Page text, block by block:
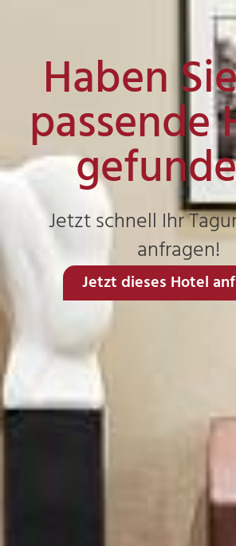
Haben
passende
Jetzt schnell Ihr
anfragen!
Jetzt dieses Hotel